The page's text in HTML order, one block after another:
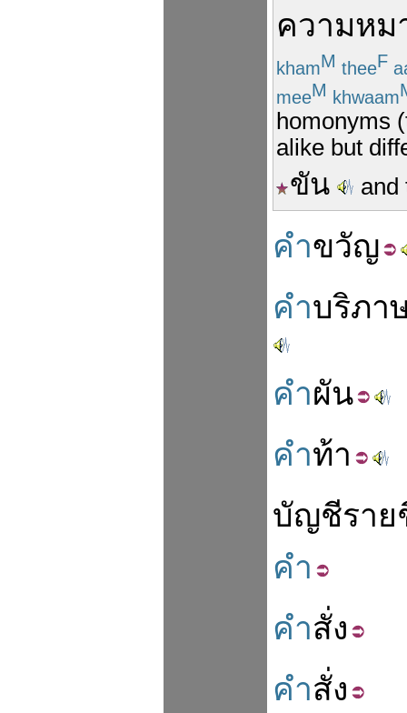
ความหม
khamM theeF
meeM khwaam
homonyms
alike but
ขัน and
คำขวัญ
คำบริภา
คำผัน
คำท้า
บัญชีราย
คำ
คำสั่ง
คำสั่ง